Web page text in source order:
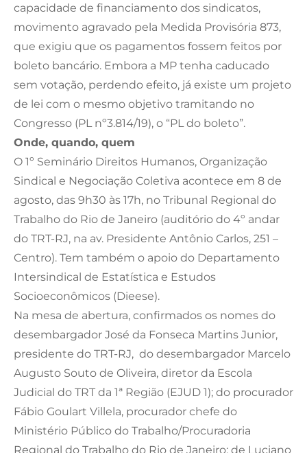
capacidade de financiamento dos sindicatos,
movimento agravado pela Medida Provisória 873,
que exigiu que os pagamentos fossem feitos por
boleto bancário. Embora a MP tenha caducado
sem votação, perdendo efeito, já existe um projeto
de lei com o mesmo objetivo tramitando no
Congresso (PL nº3.814/19), o “PL do boleto”.
Onde, quando, quem
O 1º Seminário Direitos Humanos, Organização
Sindical e Negociação Coletiva acontece em 8 de
agosto, das 9h30 às 17h, no Tribunal Regional do
Trabalho do Rio de Janeiro (auditório do 4º andar
do TRT-RJ, na av. Presidente Antônio Carlos, 251 –
Centro). Tem também o apoio do Departamento
Intersindical de Estatística e Estudos
Socioeconômicos (Dieese).
Na mesa de abertura, confirmados os nomes do
desembargador José da Fonseca Martins Junior,
presidente do TRT-RJ, do desembargador Marcelo
Augusto Souto de Oliveira, diretor da Escola
Judicial do TRT da 1ª Região (EJUD 1); do procurador
Fábio Goulart Villela, procurador chefe do
Ministério Público do Trabalho/Procuradoria
Regional do Trabalho do Rio de Janeiro; de Luciano